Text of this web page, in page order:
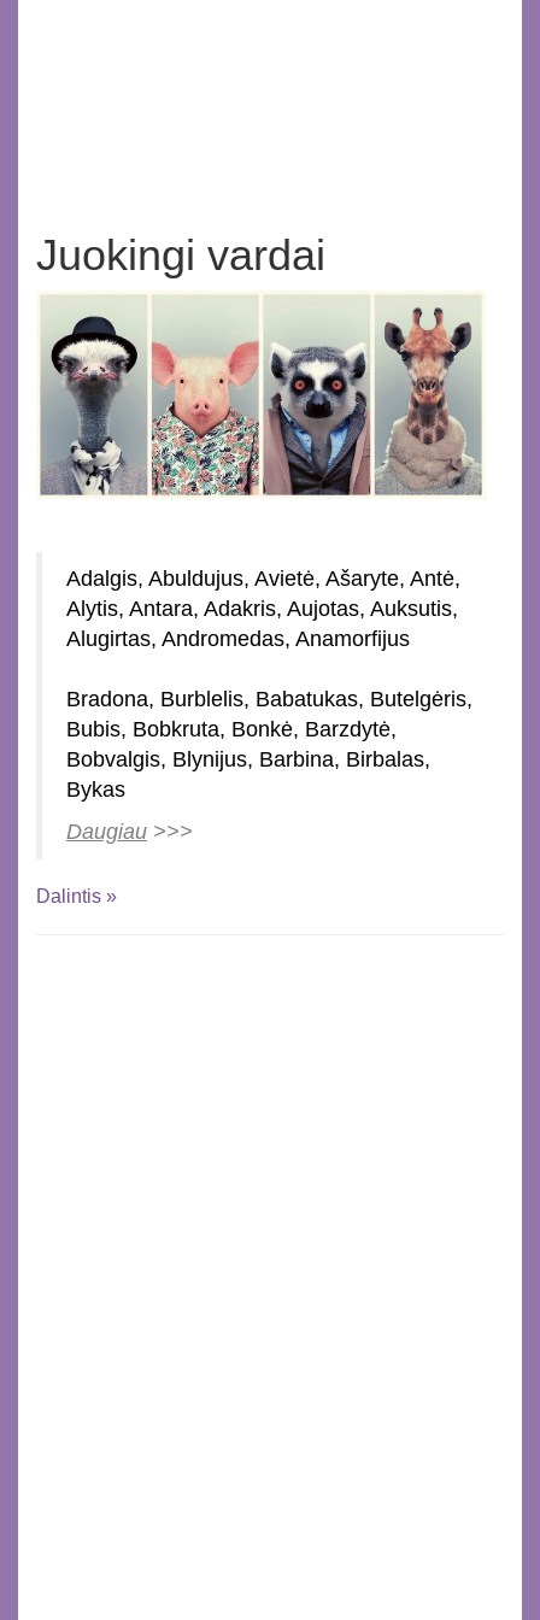
Juokingi vardai
Adalgis, Abuldujus, Avietė, Ašaryte, Antė,
Alytis, Antara, Adakris, Aujotas, Auksutis,
Alugirtas, Andromedas, Anamorfijus
Bradona, Burblelis, Babatukas, Butelgėris,
Bubis, Bobkruta, Bonkė, Barzdytė,
Bobvalgis, Blynijus, Barbina, Birbalas,
Bykas
Daugiau >>>
Dalintis »